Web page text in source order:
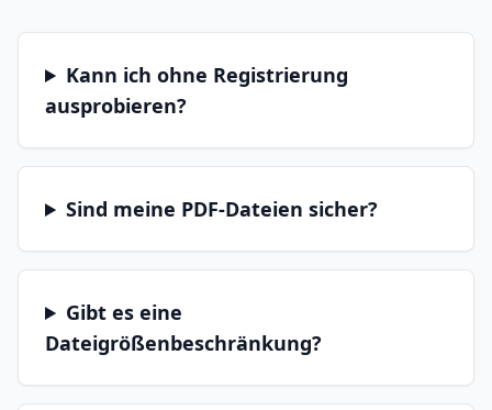
Kann ich ohne Registrierung
ausprobieren?
Sind meine PDF-Dateien sicher?
Gibt es eine
Dateigrößenbeschränkung?